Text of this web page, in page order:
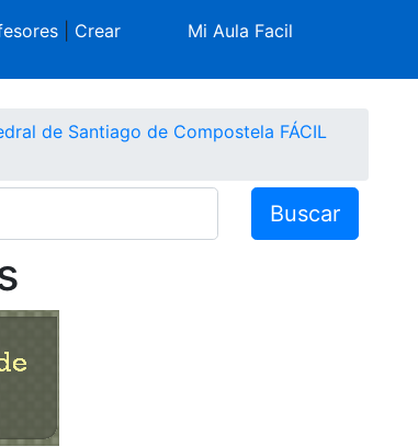
| Crear
Mi Aula Facil
de Santiago de Compostela FÁCIL
Buscar